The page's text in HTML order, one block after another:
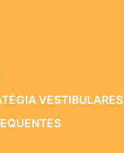
VESTIBULARES